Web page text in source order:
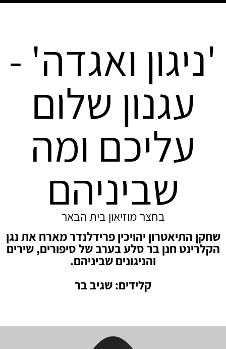
'ניגון ואגדה' -
עגנון שלום
עליכם ומה
שביניהם
בחצר מוזיאון בית הבאר
שחקן התיאטרון יהויכין פרידלנדר מארח את נגן
הקלרינט חנן בר סלע בערב של סיפורים, שירים
והניגונים שביניהם.
קלידים: שגיב בר